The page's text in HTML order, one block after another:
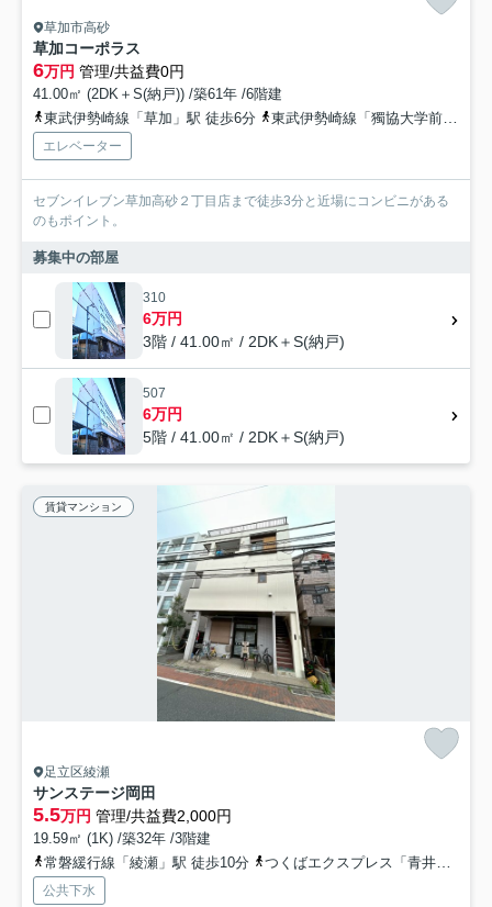
草加市高砂
草加コーポラス
6万円 管理/共益費0円
41.00㎡ (2DK＋S(納戸)) /築61年 /6階建
東武伊勢崎線「草加」駅 徒歩6分
東武伊勢崎線「獨協大学前」駅 徒歩25分
エレベーター
セブンイレブン草加高砂２丁目店まで徒歩3分と近場にコンビニがある
のもポイント。
募集中の部屋
310
6万円
3階 / 41.00㎡ / 2DK＋S(納戸)
507
6万円
5階 / 41.00㎡ / 2DK＋S(納戸)
賃貸マンション
足立区綾瀬
サンステージ岡田
5.5万円 管理/共益費2,000円
19.59㎡ (1K) /築32年 /3階建
常磐緩行線「綾瀬」駅 徒歩10分
つくばエクスプレス「青井」駅 徒歩16分
公共下水